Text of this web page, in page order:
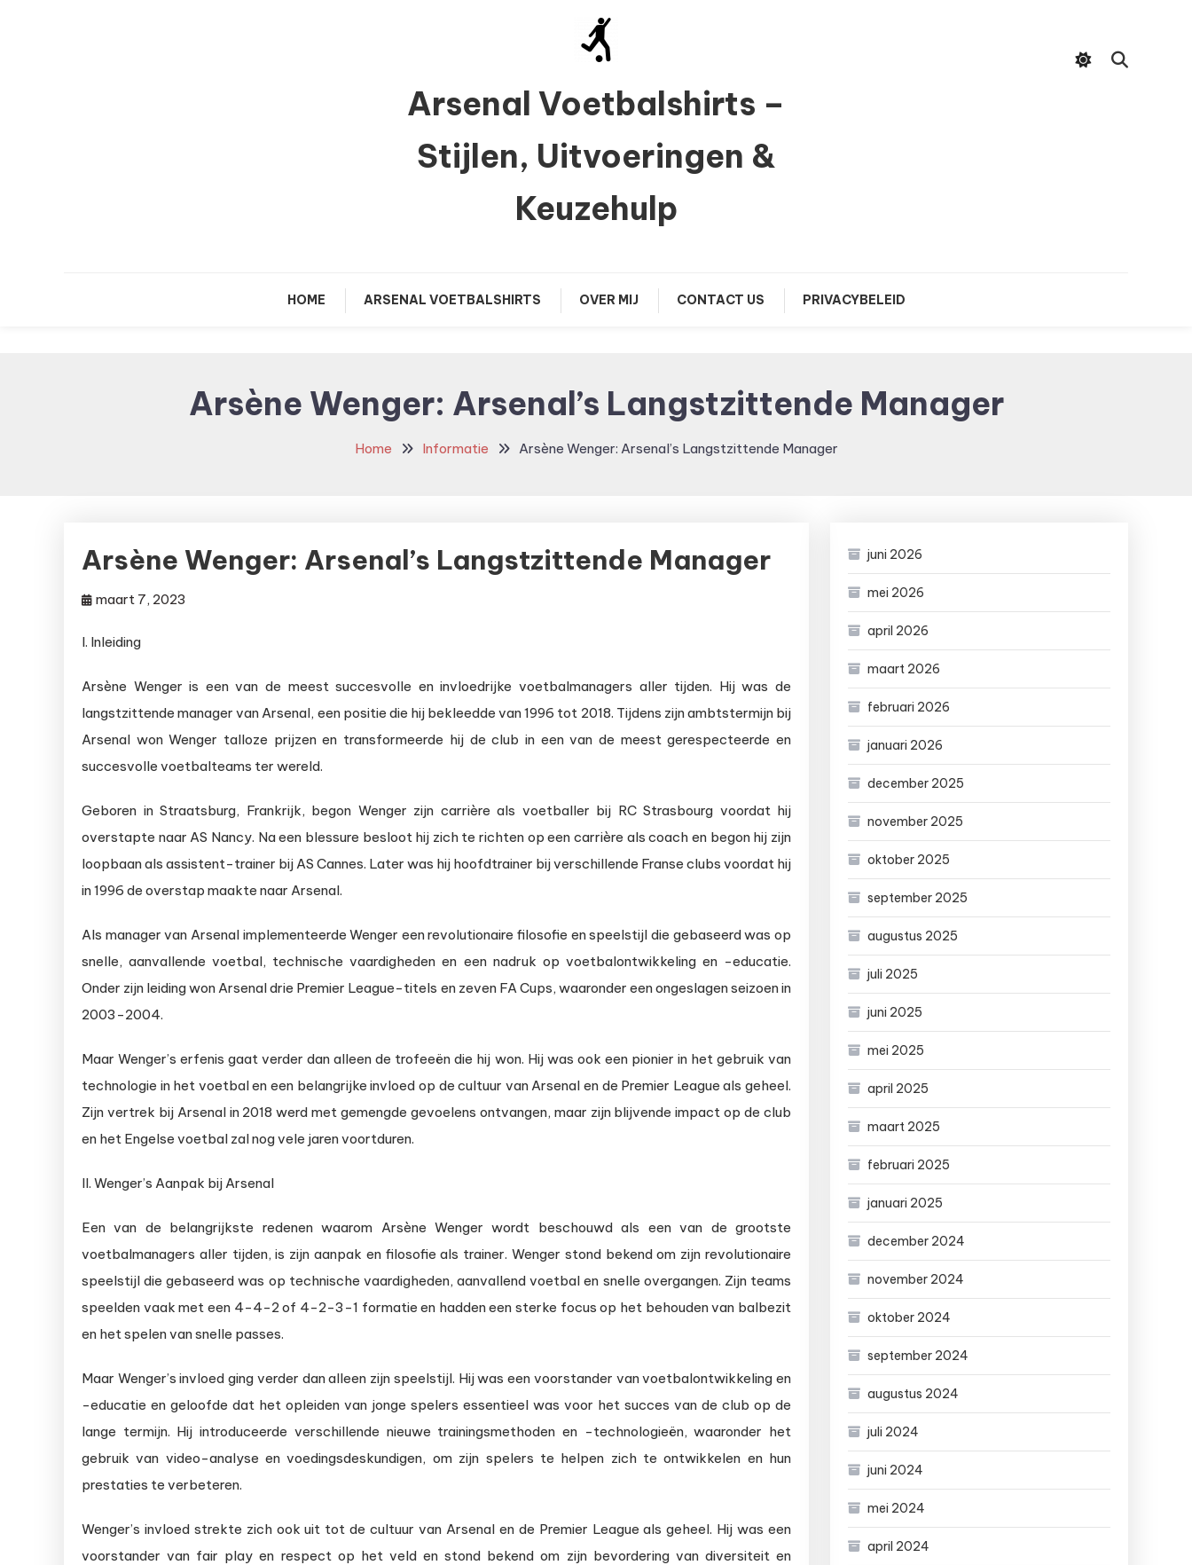
Arsenal Voetbalshirts –
Stijlen, Uitvoeringen &
Keuzehulp
HOME ARSENAL VOETBALSHIRTS OVER MIJ CONTACT US PRIVACYBELEID
Arsène Wenger: Arsenal’s Langstzittende Manager
Home Informatie Arsène Wenger: Arsenal’s Langstzittende Manager
Arsène Wenger: Arsenal’s Langstzittende Manager
maart 7, 2023
I. Inleiding
Arsène Wenger is een van de meest succesvolle en invloedrijke voetbalmanagers aller tijden. Hij was de
langstzittende manager van Arsenal, een positie die hij bekleedde van 1996 tot 2018. Tijdens zijn ambtstermijn bij
Arsenal won Wenger talloze prijzen en transformeerde hij de club in een van de meest gerespecteerde en
succesvolle voetbalteams ter wereld.
Geboren in Straatsburg, Frankrijk, begon Wenger zijn carrière als voetballer bij RC Strasbourg voordat hij
overstapte naar AS Nancy. Na een blessure besloot hij zich te richten op een carrière als coach en begon hij zijn
loopbaan als assistent-trainer bij AS Cannes. Later was hij hoofdtrainer bij verschillende Franse clubs voordat hij
in 1996 de overstap maakte naar Arsenal.
Als manager van Arsenal implementeerde Wenger een revolutionaire filosofie en speelstijl die gebaseerd was op
snelle, aanvallende voetbal, technische vaardigheden en een nadruk op voetbalontwikkeling en -educatie.
Onder zijn leiding won Arsenal drie Premier League-titels en zeven FA Cups, waaronder een ongeslagen seizoen in
2003-2004.
Maar Wenger’s erfenis gaat verder dan alleen de trofeeën die hij won. Hij was ook een pionier in het gebruik van
technologie in het voetbal en een belangrijke invloed op de cultuur van Arsenal en de Premier League als geheel.
Zijn vertrek bij Arsenal in 2018 werd met gemengde gevoelens ontvangen, maar zijn blijvende impact op de club
en het Engelse voetbal zal nog vele jaren voortduren.
II. Wenger’s Aanpak bij Arsenal
Een van de belangrijkste redenen waarom Arsène Wenger wordt beschouwd als een van de grootste
voetbalmanagers aller tijden, is zijn aanpak en filosofie als trainer. Wenger stond bekend om zijn revolutionaire
speelstijl die gebaseerd was op technische vaardigheden, aanvallend voetbal en snelle overgangen. Zijn teams
speelden vaak met een 4-4-2 of 4-2-3-1 formatie en hadden een sterke focus op het behouden van balbezit
en het spelen van snelle passes.
Maar Wenger’s invloed ging verder dan alleen zijn speelstijl. Hij was een voorstander van voetbalontwikkeling en
-educatie en geloofde dat het opleiden van jonge spelers essentieel was voor het succes van de club op de
lange termijn. Hij introduceerde verschillende nieuwe trainingsmethoden en -technologieën, waaronder het
gebruik van video-analyse en voedingsdeskundigen, om zijn spelers te helpen zich te ontwikkelen en hun
prestaties te verbeteren.
Wenger’s invloed strekte zich ook uit tot de cultuur van Arsenal en de Premier League als geheel. Hij was een
voorstander van fair play en respect op het veld en stond bekend om zijn bevordering van diversiteit en
juni 2026
mei 2026
april 2026
maart 2026
februari 2026
januari 2026
december 2025
november 2025
oktober 2025
september 2025
augustus 2025
juli 2025
juni 2025
mei 2025
april 2025
maart 2025
februari 2025
januari 2025
december 2024
november 2024
oktober 2024
september 2024
augustus 2024
juli 2024
juni 2024
mei 2024
april 2024